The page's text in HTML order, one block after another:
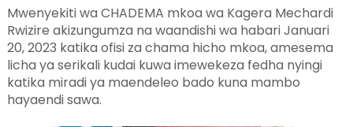
Mwenyekiti wa CHADEMA mkoa wa Kagera Mechardi
Rwizire akizungumza na waandishi wa habari Januari
20, 2023 katika ofisi za chama hicho mkoa, amesema
licha ya serikali kudai kuwa imewekeza fedha nyingi
katika miradi ya maendeleo bado kuna mambo
hayaendi sawa.